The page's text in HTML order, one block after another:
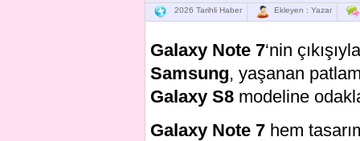
2026 Tarihli Haber Ekleyen : Yazar
Galaxy Note 7‘nin
Samsung, yaşanan
Galaxy S8 modeline
Galaxy Note 7 hem